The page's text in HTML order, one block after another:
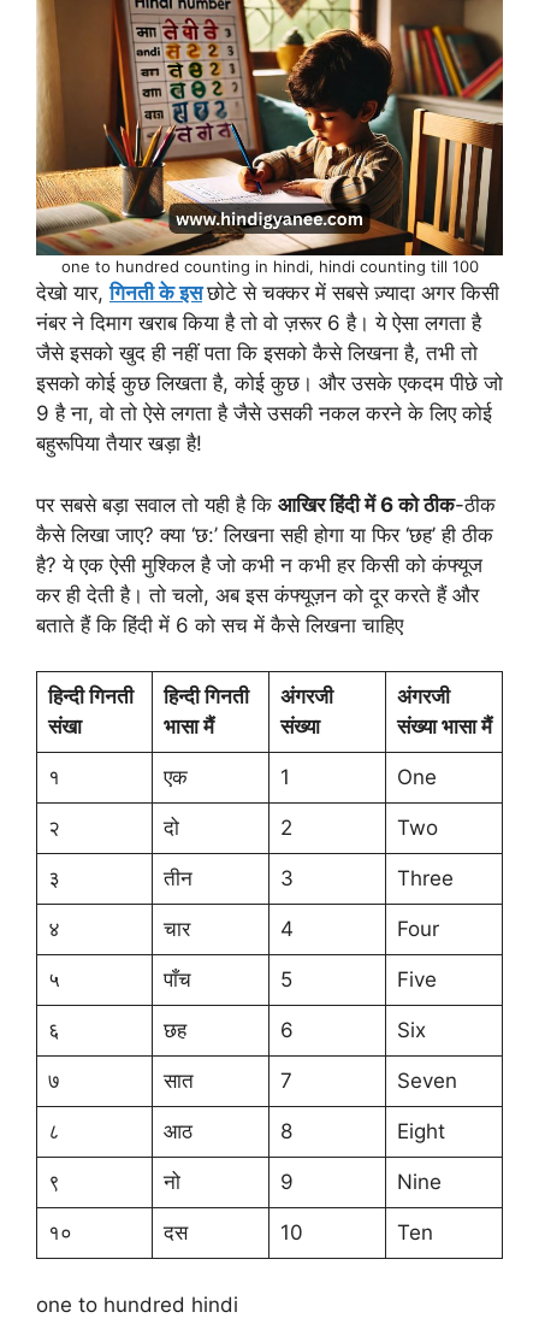
one to hundred counting in hindi, hindi counting till 100
देखो यार,गिनती के इस छोटे से चक्कर में सबसे ज़्यादा अगर किसी
नंबर ने दिमाग खराब किया है तो वो ज़रूर 6 है। ये ऐसा लगता है
जैसे इसको खुद ही नहीं पता कि इसको कैसे लिखना है, तभी तो
इसको कोई कुछ लिखता है, कोई कुछ। और उसके एकदम पीछे जो
9 है ना, वो तो ऐसे लगता है जैसे उसकी नकल करने के लिए कोई
बहुरूपिया तैयार खड़ा है!
पर सबसे बड़ा सवाल तो यही है कि आखिर हिंदी में 6 को ठीक-ठीक
कैसे लिखा जाए? क्या ‘छ:’ लिखना सही होगा या फिर ‘छह’ ही ठीक
है? ये एक ऐसी मुश्किल है जो कभी न कभी हर किसी को कंफ्यूज
कर ही देती है। तो चलो, अब इस कंफ्यूज़न को दूर करते हैं और
बताते हैं कि हिंदी में 6 को सच में कैसे लिखना चाहिए
हिन्दी गिनती
संखा
हिन्दी गिनती
भासा मैं
अंगरजी
संख्या
अंगरजी
संख्या भासा मैं
१ एक 1 One
२ दो 2 Two
३ तीन 3 Three
४ चार 4 Four
५ पाँच 5 Five
६ छह 6 Six
७ सात 7 Seven
८ आठ 8 Eight
९ नो 9 Nine
१० दस 10 Ten
one to hundred hindi